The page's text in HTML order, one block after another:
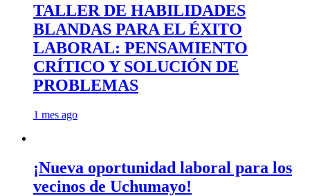
TALLER DE HABILIDADES
BLANDAS PARA EL ÉXITO
LABORAL: PENSAMIENTO
CRÍTICO Y SOLUCIÓN DE
PROBLEMAS
1 mes ago
¡Nueva oportunidad laboral para los
vecinos de Uchumayo!